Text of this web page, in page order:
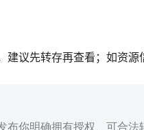
建议先转存再查看；如资源
布你明确拥有授权、可合